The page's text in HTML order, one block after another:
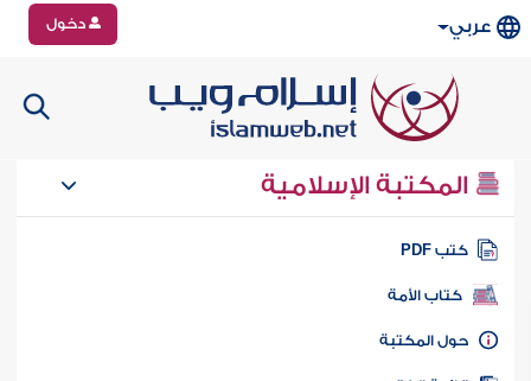
عربي دخول
المكتبة الإسلامية
كتب PDF
كتاب الأمة